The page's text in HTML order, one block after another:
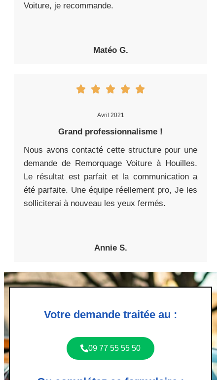
Voiture, je recommande.
Matéo G.
Avril 2021
Grand professionnalisme !
Nous avons contacté cette structure pour une
demande de Remorquage Voiture à Houilles.
Le résultat est parfait et la communication a
été parfaite. Une équipe réellement pro, Je les
solliciterai à nouveau les yeux fermés.
Annie S.
Votre demande traitée au :
09 77 55 55 50